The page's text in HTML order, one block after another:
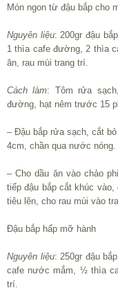
Món ngon từ đậu bắp cho
Nguyên liệu: 200gr đậu
1 thìa cafe đường, 2 thìa
ăn, rau mùi trang trí.
Cách làm: Tôm rửa
đường, hạt nêm trước 15
– Đậu bắp rửa sạch, cắt
4cm, chần qua nước nóng.
– Cho dầu ăn vào chảo
tiếp đậu bắp cắt khúc
tiêu lên, cho rau mùi vào
Đậu bắp hấp mỡ hành
Nguyên liệu: 250gr đậu
cafe nước mắm, ½ thìa
trí.